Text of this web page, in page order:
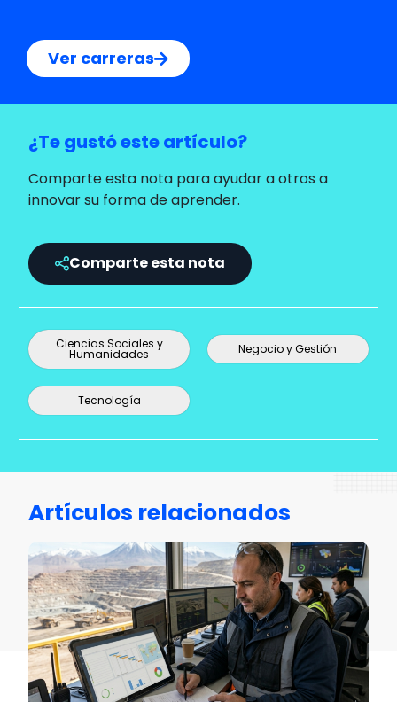
Ver carreras
¿Te gustó este artículo?
Comparte esta nota para ayudar a otros a
innovar su forma de aprender.
Comparte esta nota
Ciencias Sociales y
Humanidades Negocio y Gestión
Tecnología
Artículos relacionados